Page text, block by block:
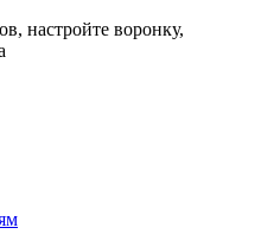
настройте воронку,